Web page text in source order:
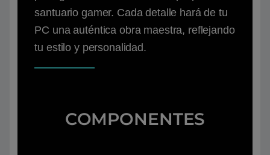
santuario gamer. Cada detalle hará de tu
PC una auténtica obra maestra, reflejando
tu estilo y personalidad.
COMPONENTES